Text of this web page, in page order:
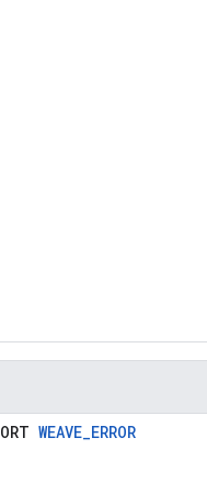
WEAVE_ERROR